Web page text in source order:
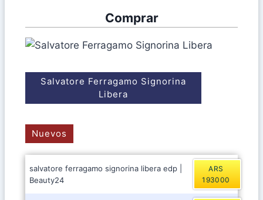
Comprar
Salvatore Ferragamo Signorina
Libera
Nuevos
salvatore ferragamo signorina libera edp |
Beauty24
ARS
193000